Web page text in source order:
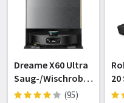
Dreame X60 Ultra
Saug-/Wischrobo
ter schwarz inkl.
(95)